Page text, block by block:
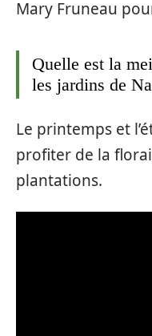
Mary Fruneau
Quelle est la
les jardins de
Le printemps et
profiter de la
plantations.